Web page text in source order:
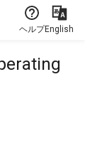
ヘルプEnglish